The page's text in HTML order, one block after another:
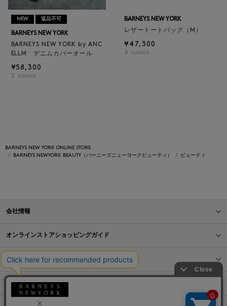
NEW 返品不可
BARNEYS NEW YORK
BARNEYS NEW YORK by ANC
ELLM デニムカバーオール
¥58,300
2 colors
BARNEYS NEW YORK
レザートートバッグ（M）
¥47,300
4 colors
BARNEYS NEW YORK ONLINE STORE
BARNEYS NEWYORK BEAUTY（バーニーズニューヨークビューティ）
ビューティ
会社情報
オンラインストアショッピングガイド
店舗情報
サービス